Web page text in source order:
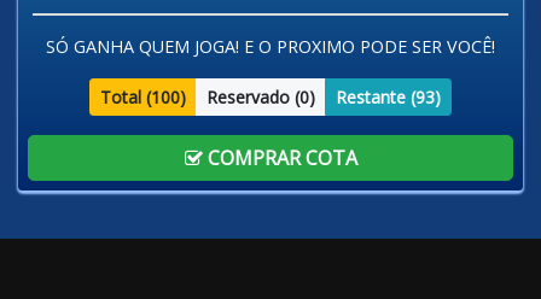
SÓ GANHA QUEM JOGA! E O PROXIMO PODE SER VOCÊ!
Total (100) Reservado (0) Restante (93)
COMPRAR COTA